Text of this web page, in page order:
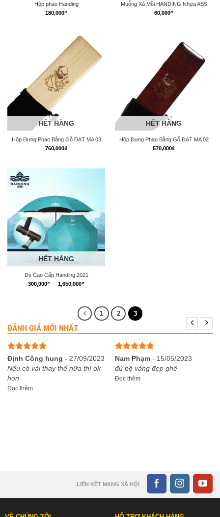
Hộp phao Handing
180,000₫
Muỗng Xả Mồi HANDING Nhựa ABS
60,000₫
HẾT HÀNG
Hộp Đựng Phao Bằng Gỗ ĐẠT MA 03
760,000₫
HẾT HÀNG
Hộp Đựng Phao Bằng Gỗ ĐẠT MA 02
570,000₫
HẾT HÀNG
Dù Cao Cấp Handing 2021
300,000₫ – 1,650,000₫
đến
1,650,000₫
1 2 3
ĐÁNH GIÁ MỚI NHẤT
Được xếp
hạng5 5
sao
Định Công hung - 27/09/2023
Nếu có vải thay thế nữa thì ok
hon
Đọc thêm
Được xếp
hạng 55
sao
Nam Phạm- 15/05/2023
đủ bộ vàng đẹp ghê
Đọc thêm
LIÊN KẾT MẠNG XÃ HỘI